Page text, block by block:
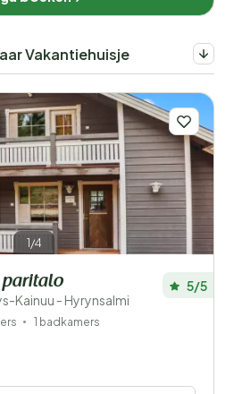
Vakantiehuisje
1/4
paritalo
Kainuu - Hyrynsalmi
5/5
1 badkamers